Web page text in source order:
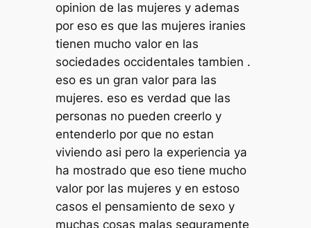
opinion de las mujeres y ademas
por eso es que las mujeres iranies
tienen mucho valor en las
sociedades occidentales tambien .
eso es un gran valor para las
mujeres. eso es verdad que las
personas no pueden creerlo y
entenderlo por que no estan
viviendo asi pero la experiencia ya
ha mostrado que eso tiene mucho
valor por las mujeres y en estoso
casos el pensamiento de sexo y
muchas cosas malas seguramente